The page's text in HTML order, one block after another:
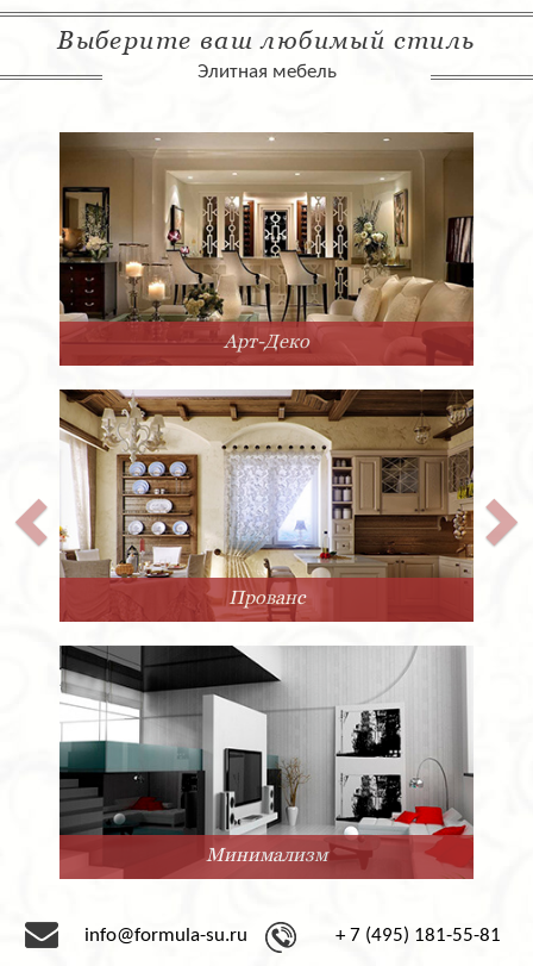
Выберите ваш любимый стиль
Элитная мебель
Арт-Деко
Прованс
Минимализм
info@formula-su.ru + 7 (495) 181-55-81